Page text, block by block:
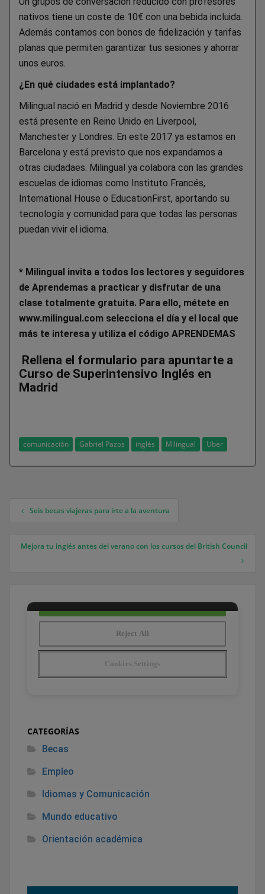
nativos tiene un coste de 10€ con una bebida incluida.
Además contamos con bonos de fidelización y tarifas
planas que permiten garantizar tus sesiones y ahorrar
unos euros.
¿En qué ciudades está implantado?
Milingual nació en Madrid y desde Noviembre 2016
está presente en Reino Unido en Liverpool,
Manchester y Londres. En este 2017 ya estamos en
Barcelona y está previsto que nos expandamos a
otras ciudadaes. Milingual ya colabora con las grandes
escuelas de idiomas como Instituto Francés,
International House o EducationFirst, aportando su
tecnología y comunidad para que todas las personas
puedan vivir el idioma.
* Milingual invita a todos los lectores y seguidores
de Aprendemas a practicar y disfrutar de una
clase totalmente gratuita. Para ello, métete en
www.milingual.com selecciona el día y el local que
más te interesa y utiliza el código APRENDEMAS
Rellena el formulario para apuntarte a
Curso de Superintensivo Inglés en
Madrid
comunicación Gabriel Pazos inglés Milingual Uber
Navegación de entradas
Seis becas viajeras para irte a la aventura
Mejora tu inglés antes del verano con los cursos del British Council
CATEGORÍAS
Becas
Empleo
Idiomas y Comunicación
Mundo educativo
Orientación académica